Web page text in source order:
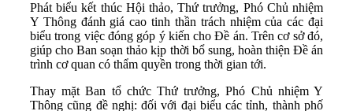
Phát biểu kết thúc Hội thảo, Thứ trưởng, Phó Chủ nhiệm
Y Thông đánh giá cao tinh thần trách nhiệm của các đại
biểu trong việc đóng góp ý kiến cho Đề án. Trên cơ sở đó,
giúp cho Ban soạn thảo kịp thời bổ sung, hoàn thiện Đề án
trình cơ quan có thẩm quyền trong thời gian tới.
Thay mặt Ban tổ chức Thứ trưởng, Phó Chủ nhiệm Y
Thông cũng đề nghị: đối với đại biểu các tỉnh, thành phố